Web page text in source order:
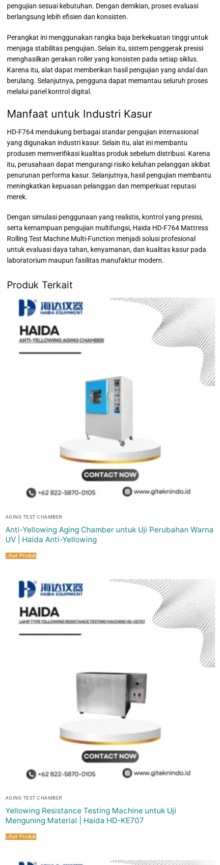
pengujian sesuai kebutuhan. Dengan demikian, proses evaluasi
berlangsung lebih efisien dan konsisten.
Perangkat ini menggunakan rangka baja berkekuatan tinggi untuk
menjaga stabilitas pengujian. Selain itu, sistem penggerak presisi
menghasilkan gerakan roller yang konsisten pada setiap siklus.
Karena itu, alat dapat memberikan hasil pengujian yang andal dan
berulang. Selanjutnya, pengguna dapat memantau seluruh proses
melalui panel kontrol digital.
Manfaat untuk Industri Kasur
HD-F764 mendukung berbagai standar pengujian internasional
yang digunakan industri kasur. Selain itu, alat ini membantu
produsen memverifikasi kualitas produk sebelum distribusi. Karena
itu, perusahaan dapat mengurangi risiko keluhan pelanggan akibat
penurunan performa kasur. Selanjutnya, hasil pengujian membantu
meningkatkan kepuasan pelanggan dan memperkuat reputasi
merek.
Dengan simulasi penggunaan yang realistis, kontrol yang presisi,
serta kemampuan pengujian multifungsi, Haida HD-F764 Mattress
Rolling Test Machine Multi-Function menjadi solusi profesional
untuk evaluasi daya tahan, kenyamanan, dan kualitas kasur pada
laboratorium maupun fasilitas manufaktur modern.
Produk Terkait
AGING TEST CHAMBER
Anti-Yellowing Aging Chamber untuk Uji Perubahan Warna
UV | Haida Anti-Yellowing
Lihat Produk
AGING TEST CHAMBER
Yellowing Resistance Testing Machine untuk Uji
Menguning Material | Haida HD-KE707
Lihat Produk